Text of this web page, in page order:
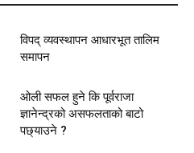
विपद् व्यवस्थापन आधारभूत तालिम
समापन
ओली सफल हुने कि पूर्वराजा
ज्ञानेन्द्रको असफलताको बाटो
पछ्याउने ?